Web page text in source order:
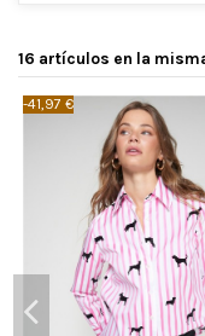
16 artículos en la
-41,97 €